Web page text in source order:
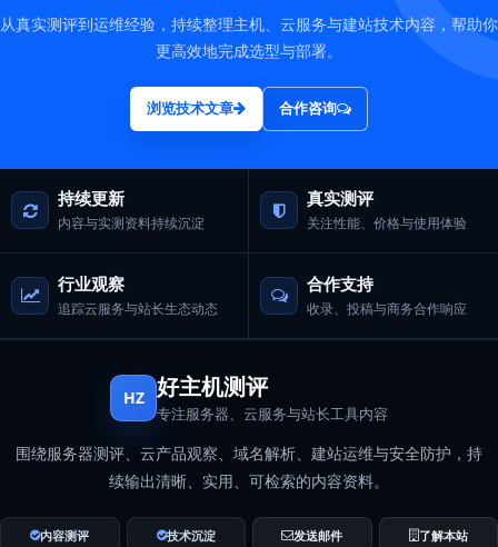
从真实测评到运维经验，持续整理主机、云服务与建站技术内容，帮助你
更高效地完成选型与部署。
浏览技术文章 合作咨询
持续更新
内容与实测资料持续沉淀
真实测评
关注性能、价格与使用体验
行业观察
追踪云服务与站长生态动态
合作支持
收录、投稿与商务合作响应
HZ 好主机测评
专注服务器、云服务与站长工具内容
围绕服务器测评、云产品观察、域名解析、建站运维与安全防护，持
续输出清晰、实用、可检索的内容资料。
内容测评 技术沉淀 发送邮件 了解本站